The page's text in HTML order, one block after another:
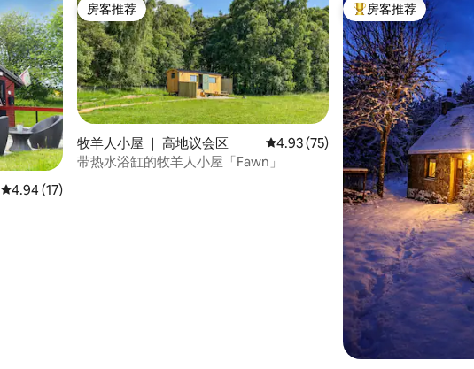
平均评分 4.94 分（满分 5 分），共 17 条评价
4.94 (17)
房客推荐
房客推荐
牧羊人小屋 ｜ 高地议会区 平均评分 4.93 分（满分 5 分），共
4.93 (75)
带热水浴缸的牧羊人小屋「Fawn」
热门「房客推荐」
房客推荐